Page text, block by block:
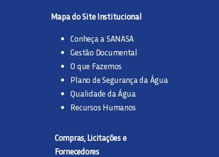
Mapa do Site Institucional
Conheça a SANASA
Gestão Documental
O que Fazemos
Plano de Segurança da Água
Qualidade da Água
Recursos Humanos
Compras, Licitações e
Fornecedores